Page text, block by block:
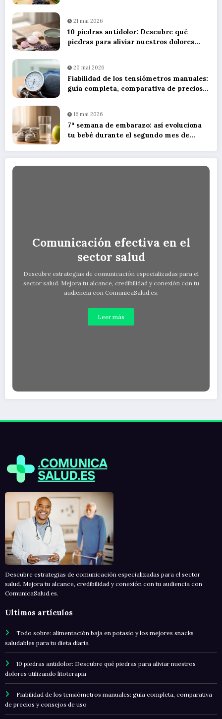
21 mai 2026
10 piedras antidolor: Descubre qué
piedras para aliviar nuestros dolores
20 mai 2026
Fiabilidad de los tensiómetros manuales:
guía completa, comparativa de precios y
16 mai 2026
7ª semana de embarazo: así evoluciona
tu bebé durante el segundo mes de
Comunicación efectiva en el
sector salud
Descubre estrategias de comunicación especializadas para el
sector salud. Mejora tu alcance, credibilidad y conexión con tu
audiencia con ComunicaSalud.es.
Leer más
Descubre estrategias de comunicación especializadas para el sector
salud. Mejora tu alcance, credibilidad y conexión con tu audiencia con
ComunicaSalud.es.
Últimos artículos
Todo sobre: alimentación baja en potasio y los mejores snacks
saludables para tu dieta diaria
10 piedras antidolor: Descubre qué piedras para aliviar nuestros
dolores utilizando litoterapia
Fiabilidad de los tensiómetros manuales: guía completa, comparativa
de precios y consejos de uso